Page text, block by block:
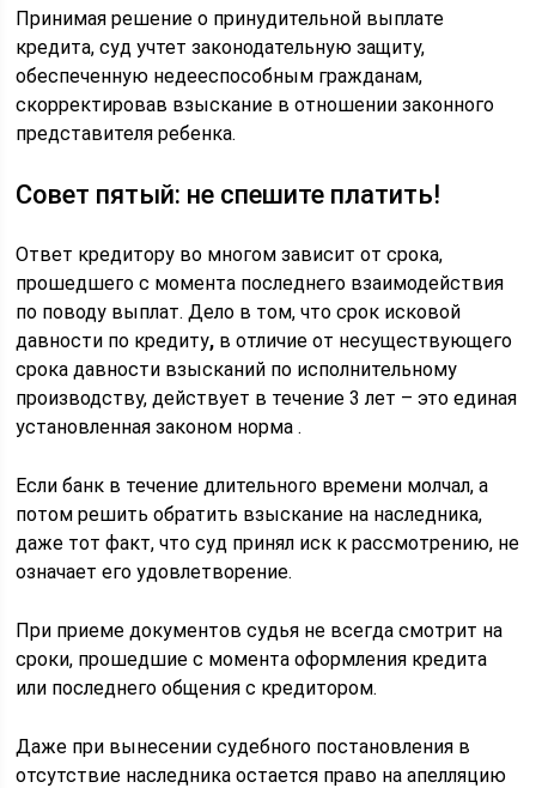
Принимая решение о принудительной выплате
кредита, суд учтет законодательную защиту,
обеспеченную недееспособным гражданам,
скорректировав взыскание в отношении законного
представителя ребенка.
Совет пятый: не спешите платить!
Ответ кредитору во многом зависит от срока,
прошедшего с момента последнего взаимодействия
по поводу выплат. Дело в том, что срок исковой
давности по кредиту, в отличие от несуществующего
срока давности взысканий по исполнительному
производству, действует в течение 3 лет – это единая
установленная законом норма .
Если банк в течение длительного времени молчал, а
потом решить обратить взыскание на наследника,
даже тот факт, что суд принял иск к рассмотрению, не
означает его удовлетворение.
При приеме документов судья не всегда смотрит на
сроки, прошедшие с момента оформления кредита
или последнего общения с кредитором.
Даже при вынесении судебного постановления в
отсутствие наследника остается право на апелляцию